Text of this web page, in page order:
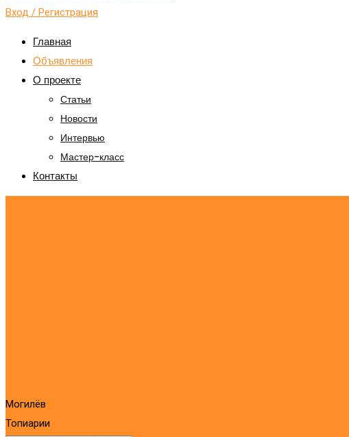
Вход / Регистрация
Главная
Объявления
О проекте
Статьи
Новости
Интервью
Мастер-класс
Контакты
Могилёв
Топиарии